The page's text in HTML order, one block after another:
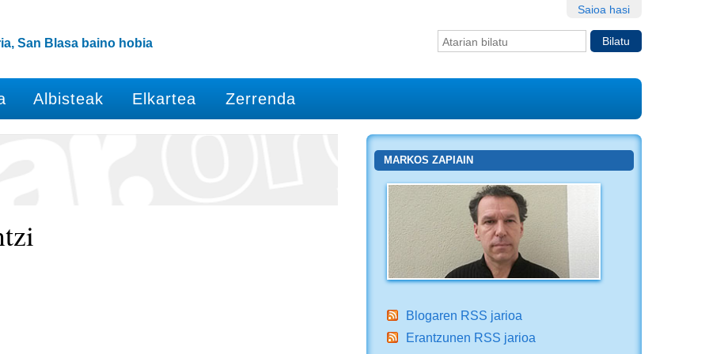
Saioa hasi
Bilatu atarian
San Blasa baino hobia
Albisteak Elkartea Zerrenda
MARKOS ZAPIAIN
Blogaren RSS jarioa
Erantzunen RSS jarioa